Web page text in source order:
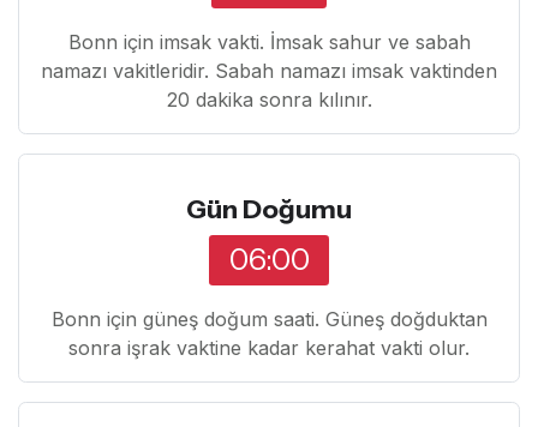
Bonn için imsak vakti. İmsak sahur ve sabah
namazı vakitleridir. Sabah namazı imsak vaktinden
20 dakika sonra kılınır.
Gün Doğumu
06:00
Bonn için güneş doğum saati. Güneş doğduktan
sonra işrak vaktine kadar kerahat vakti olur.